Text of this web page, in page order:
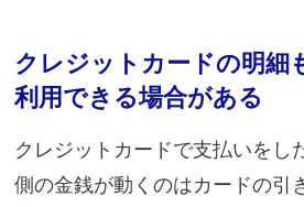
クレジットカードの明細
利用できる場合がある
クレジットカードで支払いをし
側の金銭が動くのはカードの引